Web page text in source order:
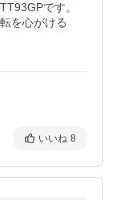
です。
を心がける
いいね 8